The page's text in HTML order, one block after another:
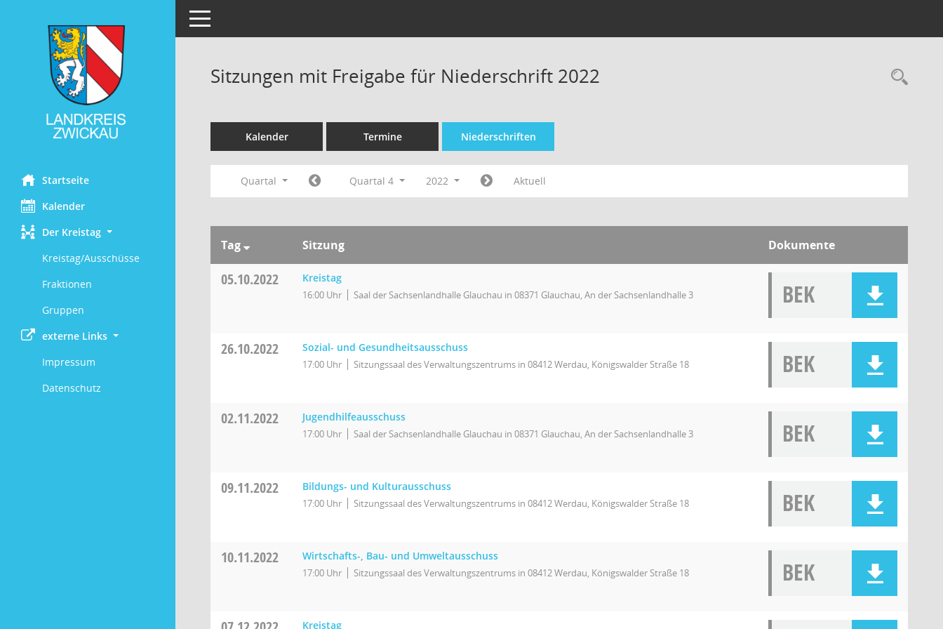
Startseite
Kalender
Der Kreistag
Kreistag/Ausschüsse
Fraktionen
Gruppen
externe Links
Impressum
Datenschutz
Toggle navigation
Sitzungen mit Freigabe für Niederschrift 2022
Kalender Termine Niederschriften
Quartal Quartal 4 2022 Aktuell
Tag Sitzung Dokumente
05.10.2022 Kreistag
16:00 Uhr Saal der Sachsenlandhalle Glauchau in 08371 Glauchau, An der Sachsenlandhalle 3 BEK
26.10.2022 Sozial- und Gesundheitsausschuss
17:00 Uhr Sitzungssaal des Verwaltungszentrums in 08412 Werdau, Königswalder Straße 18 BEK
02.11.2022 Jugendhilfeausschuss
17:00 Uhr Saal der Sachsenlandhalle Glauchau in 08371 Glauchau, An der Sachsenlandhalle 3 BEK
09.11.2022 Bildungs- und Kulturausschuss
17:00 Uhr Sitzungssaal des Verwaltungszentrums in 08412 Werdau, Königswalder Straße 18 BEK
10.11.2022 Wirtschafts-, Bau- und Umweltausschuss
17:00 Uhr Sitzungssaal des Verwaltungszentrums in 08412 Werdau, Königswalder Straße 18 BEK
Kreistag